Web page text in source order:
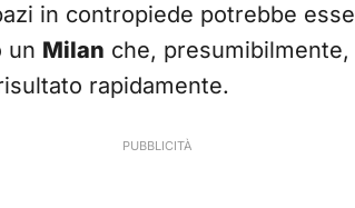
in contropiede potrebbe
un Milan che,
rapidamente.